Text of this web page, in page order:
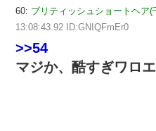
60: ブリティッシュショートヘア(
13:08:43.92 ID:GNIQFmEr0
>>54
マジか、酷すぎワロ